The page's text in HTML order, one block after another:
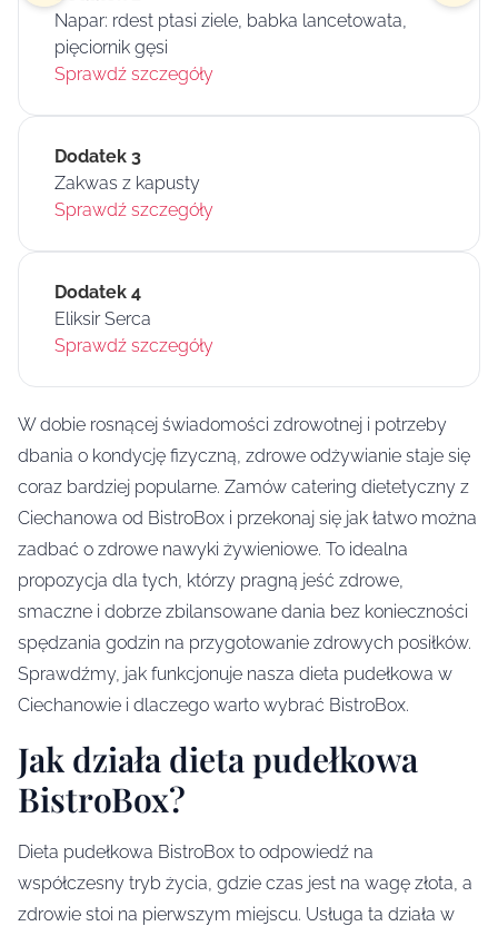
Napar: rdest ptasi ziele, babka lancetowata,
pięciornik gęsi
Sprawdź szczegóły
Dodatek 3
Zakwas z kapusty
Sprawdź szczegóły
Dodatek 4
Eliksir Serca
Sprawdź szczegóły
W dobie rosnącej świadomości zdrowotnej i potrzeby
dbania o kondycję fizyczną, zdrowe odżywianie staje się
coraz bardziej popularne. Zamów catering dietetyczny z
Ciechanowa od BistroBox i przekonaj się jak łatwo można
zadbać o zdrowe nawyki żywieniowe. To idealna
propozycja dla tych, którzy pragną jeść zdrowe,
smaczne i dobrze zbilansowane dania bez konieczności
spędzania godzin na przygotowanie zdrowych posiłków.
Sprawdźmy, jak funkcjonuje nasza dieta pudełkowa w
Ciechanowie i dlaczego warto wybrać BistroBox.
Jak działa dieta pudełkowa
BistroBox?
Dieta pudełkowa BistroBox to odpowiedź na
współczesny tryb życia, gdzie czas jest na wagę złota, a
zdrowie stoi na pierwszym miejscu. Usługa ta działa w